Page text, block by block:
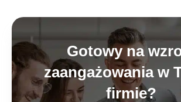
Gotowy na
zaangażowania w
firmie?